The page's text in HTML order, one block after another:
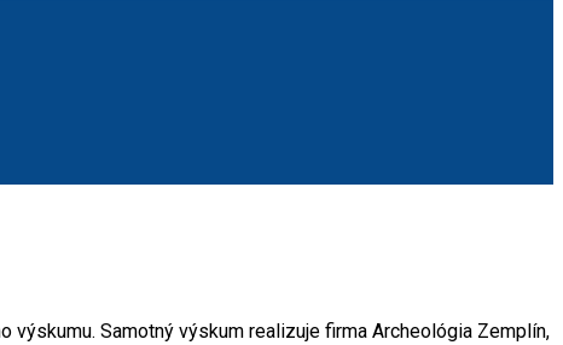
Samotný výskum realizuje firma Archeológia Zemplín,